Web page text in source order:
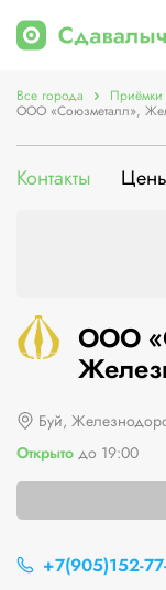
Все города Приёмки
ООО «Союзметалл»,
Контакты
ООО
Буй,
Открыто до 19:00
+7(905)152-